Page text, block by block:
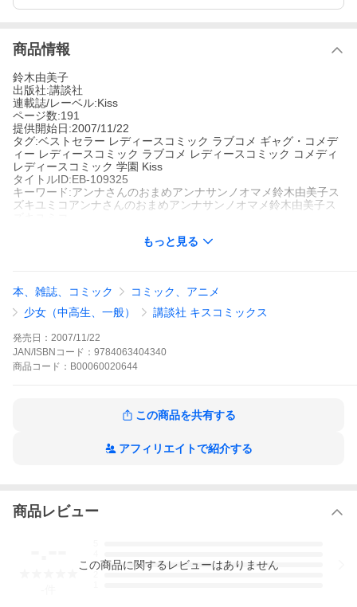
商品情報
鈴木由美子
出版社:講談社
連載誌/レーベル:Kiss
ページ数:191
提供開始日:2007/11/22
タグ:ベストセラー レディースコミック ラブコメ ギャグ・コメデ
ィー レディースコミック ラブコメ レディースコミック コメディ
レディースコミック 学園 Kiss
タイトルID:EB-109325
キーワード:アンナさんのおまめアンナサンノオマメ鈴木由美子ス
ズキユミコアンナさんのおまめアンナサンノオマメ鈴木由美子ス
※当ストアの商品は、アプリでは購入できません。
ベストセラー レディースコミック ラブコメ
ー
レディースコミック ラブコメ レディースコミック コメディ
ディースコミック 学園
Kiss
サカナ女・桃山リリの遡上(そじょう/人間でいえば帰省?)に同郷の
アンナも同行し、年始年末を故郷で過ごすことに。恭太郎不在の
なか、アンナの昔の男が現れて、またもやリリの思いちがい、炸
裂!!二人を追いかけてきた恭太郎にも、桃山一家の魔の手が忍び寄
アンナさんのおまめの作品をもっと見る
もっと見る
本、雑誌、コミック
コミック、アニメ
少女（中高生、一般）
講談社 キスコミックス
発売日： 2007/11/22
JAN/ISBNコード： 9784063404340
商品 コード： B00060020644
この商品を共有する
アフィリエイトで紹介する
商品レビュー
3
この商品に関するレビューはありません